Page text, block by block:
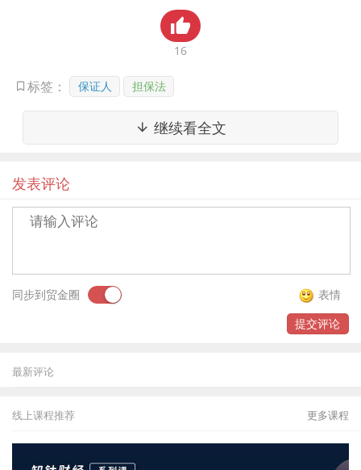
人对借新还旧的事实知情，债权人如不能直接举证
证明“担保人知道或应当知道所担保的债权属于借
旧”的事实不知情。
案件来源：
《宁夏圣雪绒国际企业集团有限公司、
审查与审判监督民事裁定书》【（2018）最高法
民申6172号】
的，违背了保证人提供保证时的真实意思，保证责
裁判要旨：
司改变了贷款用途，但其并没有停止发放上述贷
款，事后亦未向高登公司提出异议。对上述改变贷
16
标签： 保证人 担保法
继续看全文
发表评论
同步到贸金圈
表情
提交评论
最新评论
线上课程推荐 更多课程